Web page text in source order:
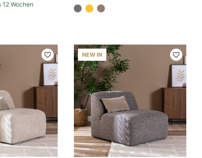
Wochen
#707070
#ffc42a
#967b6a
NEW IN